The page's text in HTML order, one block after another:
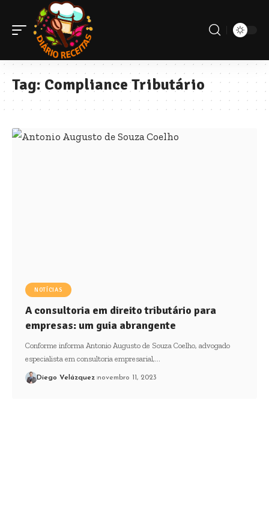
Tag: Compliance Tributário
NOTÍCIAS
A consultoria em direito tributário para
empresas: um guia abrangente
Conforme informa Antonio Augusto de Souza Coelho, advogado
especialista em consultoria empresarial,…
Diego Velázquez novembro 11, 2023